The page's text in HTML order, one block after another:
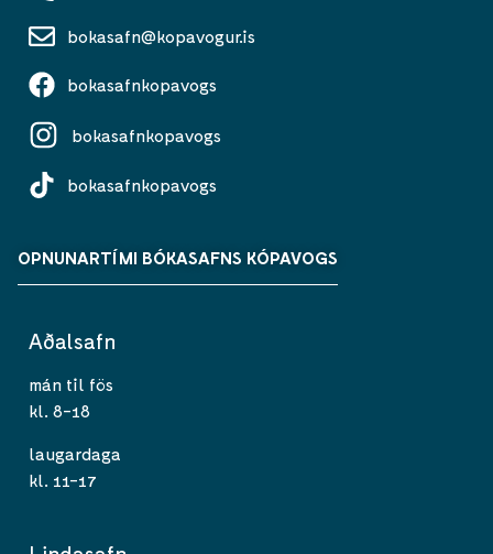
bokasafn@kopavogur.is
bokasafnkopavogs
bokasafnkopavogs
bokasafnkopavogs
OPNUNARTÍMI BÓKASAFNS KÓPAVOGS
Aðalsafn
mán til fös
kl. 8-18
laugardaga
kl. 11-17